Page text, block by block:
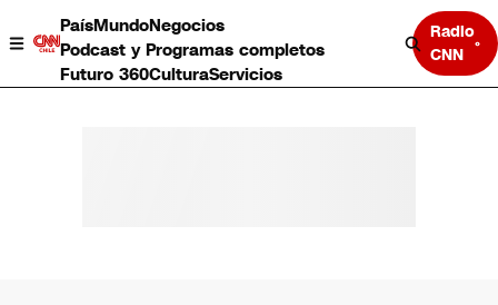
PaísMundoNegocios
Podcast y Programas completos
Futuro 360CulturaServicios
Radio
CNN